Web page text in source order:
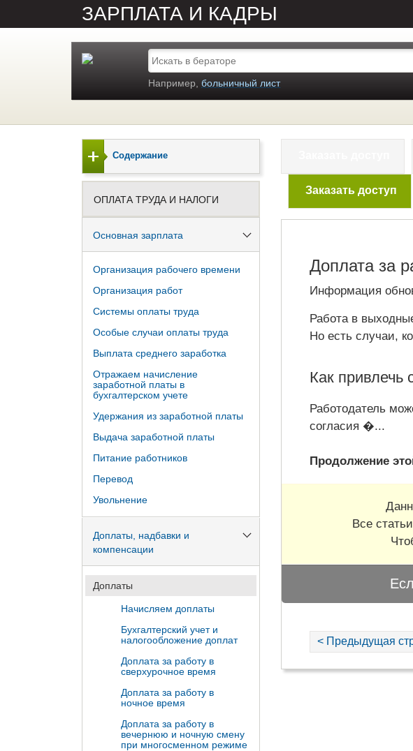
ЗАРПЛАТА И КАДРЫ
Например, больничный лист
Заказать доступ
Доплата за
Информация
Работа в
Но есть случаи,
Как привлечь
Работодатель
согласия �...
Продолжение
Все
< Предыдущая
Содержание
ОПЛАТА ТРУДА И НАЛОГИ
Основная зарплата
Организация рабочего времени
Организация работ
Системы оплаты труда
Особые случаи оплаты труда
Выплата среднего заработка
Отражаем начисление
заработной платы в
бухгалтерском учете
Удержания из заработной платы
Выдача заработной платы
Питание работников
Перевод
Увольнение
Доплаты, надбавки и
компенсации
Доплаты
Начисляем доплаты
Бухгалтерский учет и
налогообложение доплат
Доплата за работу в
сверхурочное время
Доплата за работу в
ночное время
Доплата за работу в
вечернюю и ночную смену
при многосменном режиме